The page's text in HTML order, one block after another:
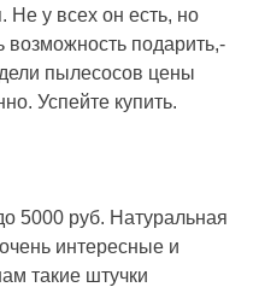
у всех он есть, но
возможность подарить,-
пылесосов цены
Успейте купить.
5000 руб. Натуральная
интересные и
такие штучки